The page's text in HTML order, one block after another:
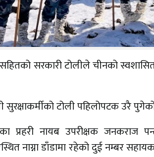
सरकारी टोलीले चीनको
सुरक्षाकर्मीको टोली पहिलोपटक उरै
प्रहरी नायब उपरीक्षक जनकराज
नाग्ना डाँडामा रहेको दुई नम्बर